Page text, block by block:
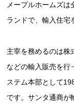
メープルホームズ
ランドで、輸入住宅
主宰を務めるのは株
などの輸入販売を行
ステム本部として
です。サンタ通商が